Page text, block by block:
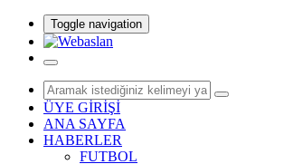
Toggle navigation
ÜYE GİRİŞİ
ANA SAYFA
HABERLER
FUTBOL